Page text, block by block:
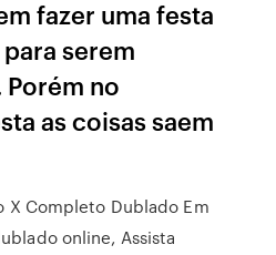
fazer uma festa
serem
no
as coisas saem
X Completo Dublado Em
online, Assista